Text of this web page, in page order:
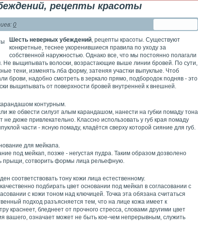
рецепты красоты
0
Шесть неверных убеждений, рецепты красоты. Существуют
конкретные, теснее укоренившиеся правила по уходу за
собственной наружностью. Однако все, что мы постоянно полагали
Не выщипывать волоски, возрастающие выше линии бровей. По сути,
тени, изменять лба форму, затеняя участки выпуклые. Чтоб
брови, надобно смотреть в зеркало прямо, подбородок подняв - это
выщипывать от поверхности бровей внутренней к внешней.
контурным.
же обвести силуэт алым карандашом, нанести на губки помаду тона
не дюже привлекательно. Классно использовать у губ края помаду
части - ясную помаду, кладётся сверху которой сияние для губ.
для мейкапа.
под мейкап, позже - негустая пудра. Таким образом дозволено
прыщи, сотворить формы лица рельефную.
соответствовать тону кожи лица естественному.
подбирать цвет основании под мейкап в согласовании с
с кожи тоном над ключицей. Точка эта обязана считаться
подход разъясняется тем, что на лице кожа имеет к
краснеет, бледнеет от прочного стресса, словами другими цвет
вашего, означает может не быть кое-чем непрерывным, служить